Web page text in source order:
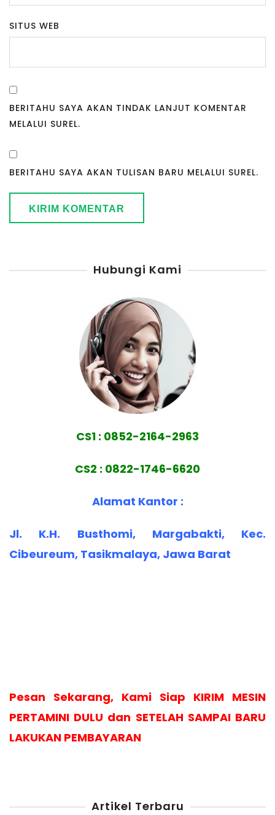
SITUS WEB
BERITAHU SAYA AKAN TINDAK LANJUT KOMENTAR
MELALUI SUREL.
BERITAHU SAYA AKAN TULISAN BARU MELALUI SUREL.
Hubungi Kami
CS1 : 0852-2164-2963
CS2 : 0822-1746-6620
Alamat Kantor :
Jl. K.H. Busthomi, Margabakti, Kec.
Cibeureum, Tasikmalaya, Jawa Barat
Pesan Sekarang, Kami Siap KIRIM MESIN
PERTAMINI DULU dan SETELAH SAMPAI BARU
LAKUKAN PEMBAYARAN
Artikel Terbaru